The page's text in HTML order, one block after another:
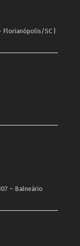
Florianópolis/SC |
– Balneário